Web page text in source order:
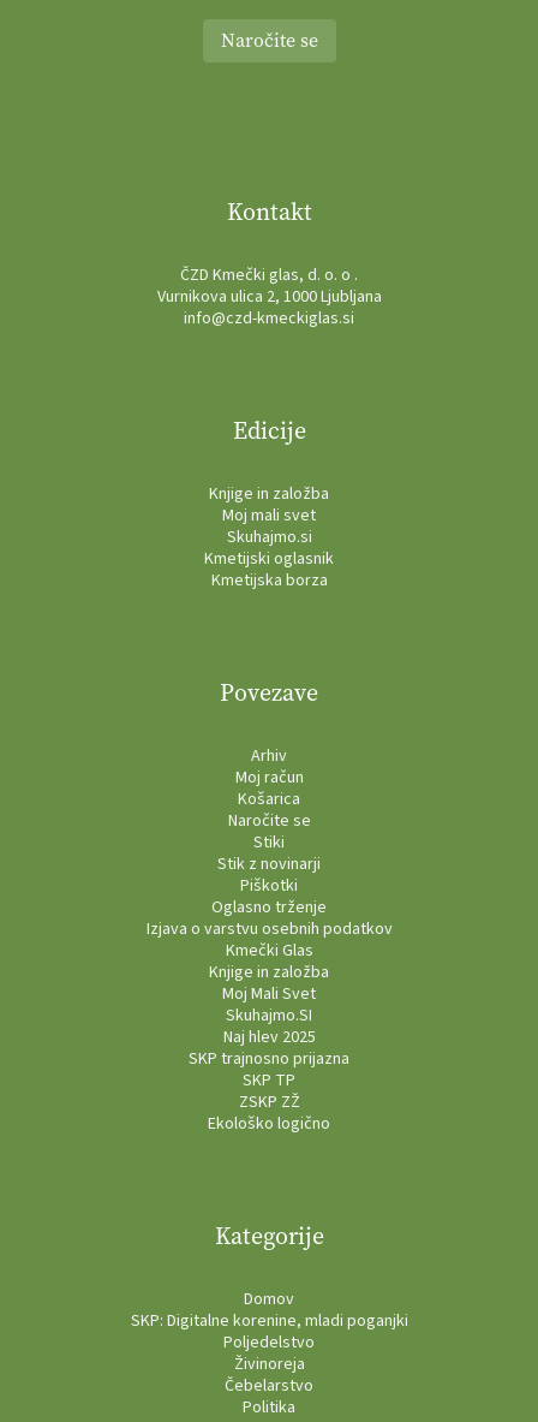
Naročite se
Kontakt
ČZD Kmečki glas, d. o. o .
Vurnikova ulica 2, 1000 Ljubljana
info@czd-kmeckiglas.si
Edicije
Knjige in založba
Moj mali svet
Skuhajmo.si
Kmetijski oglasnik
Kmetijska borza
Povezave
Arhiv
Moj račun
Košarica
Naročite se
Stiki
Stik z novinarji
Piškotki
Oglasno trženje
Izjava o varstvu osebnih podatkov
Kmečki Glas
Knjige in založba
Moj Mali Svet
Skuhajmo.SI
Naj hlev 2025
SKP trajnosno prijazna
SKP TP
ZSKP ZŽ
Ekološko logično
Kategorije
Domov
SKP: Digitalne korenine, mladi poganjki
Poljedelstvo
Živinoreja
Čebelarstvo
Politika